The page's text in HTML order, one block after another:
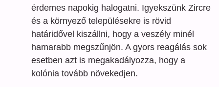
érdemes napokig halogatni. Igyekszünk Zircre
és a környező településekre is rövid
határidővel kiszállni, hogy a veszély minél
hamarabb megszűnjön. A gyors reagálás sok
esetben azt is megakadályozza, hogy a
kolónia tovább növekedjen.